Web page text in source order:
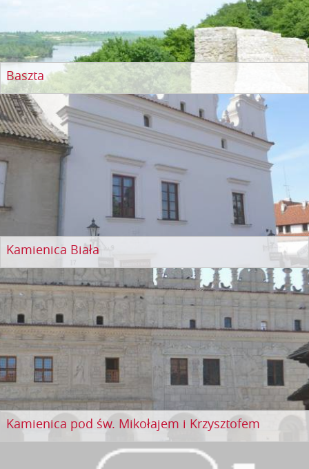
Baszta
Kamienica Biała
Kamienica pod św. Mikołajem i Krzysztofem